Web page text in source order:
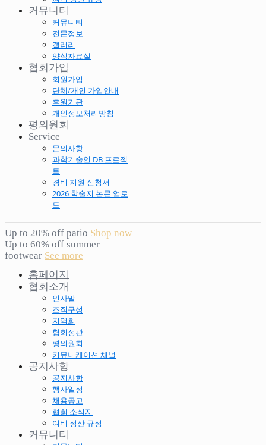
커뮤니티
커뮤니티
전문정보
갤러리
양식자료실
협회가입
회원가입
단체/개인 가입안내
후원기관
개인정보처리방침
평의원회
Service
문의사항
과학기술인 DB 프로젝
트
경비 지원 신청서
2026 학술지 논문 업로
드
Up to 20% off patio Shop now
Up to 60% off summer
footwear See more
홈페이지
협회소개
인사말
조직구성
지역회
협회정관
평의원회
커뮤니케이션 채널
공지사항
공지사항
행사일정
채용공고
협회 소식지
여비 정산 규정
커뮤니티